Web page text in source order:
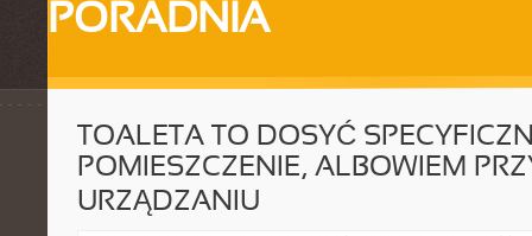
PORADNIA
TOALETA TO DOSYĆ
POMIESZCZENIE, ALBOWIEM
URZĄDZANIU